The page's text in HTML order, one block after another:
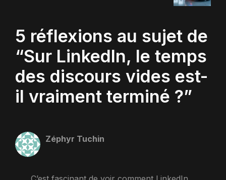
5 réflexions au sujet de
“Sur LinkedIn, le temps
des discours vides est-
il vraiment terminé ?”
Zéphyr Tuchin